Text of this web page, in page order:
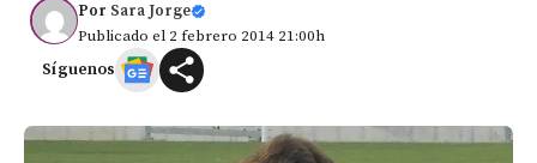
Por Sara Jorge
Publicado el 2 febrero 2014 21:00h
Síguenos